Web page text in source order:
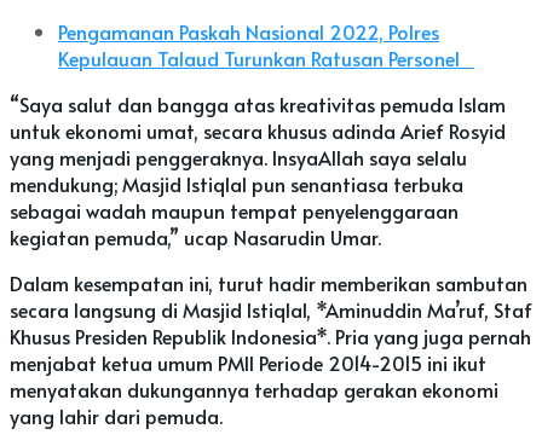
Pengamanan Paskah Nasional 2022, Polres
Kepulauan Talaud Turunkan Ratusan Personel
“Saya salut dan bangga atas kreativitas pemuda Islam
untuk ekonomi umat, secara khusus adinda Arief Rosyid
yang menjadi penggeraknya. InsyaAllah saya selalu
mendukung; Masjid Istiqlal pun senantiasa terbuka
sebagai wadah maupun tempat penyelenggaraan
kegiatan pemuda,” ucap Nasarudin Umar.
Dalam kesempatan ini, turut hadir memberikan sambutan
secara langsung di Masjid Istiqlal, *Aminuddin Ma’ruf, Staf
Khusus Presiden Republik Indonesia*. Pria yang juga pernah
menjabat ketua umum PMII Periode 2014-2015 ini ikut
menyatakan dukungannya terhadap gerakan ekonomi
yang lahir dari pemuda.